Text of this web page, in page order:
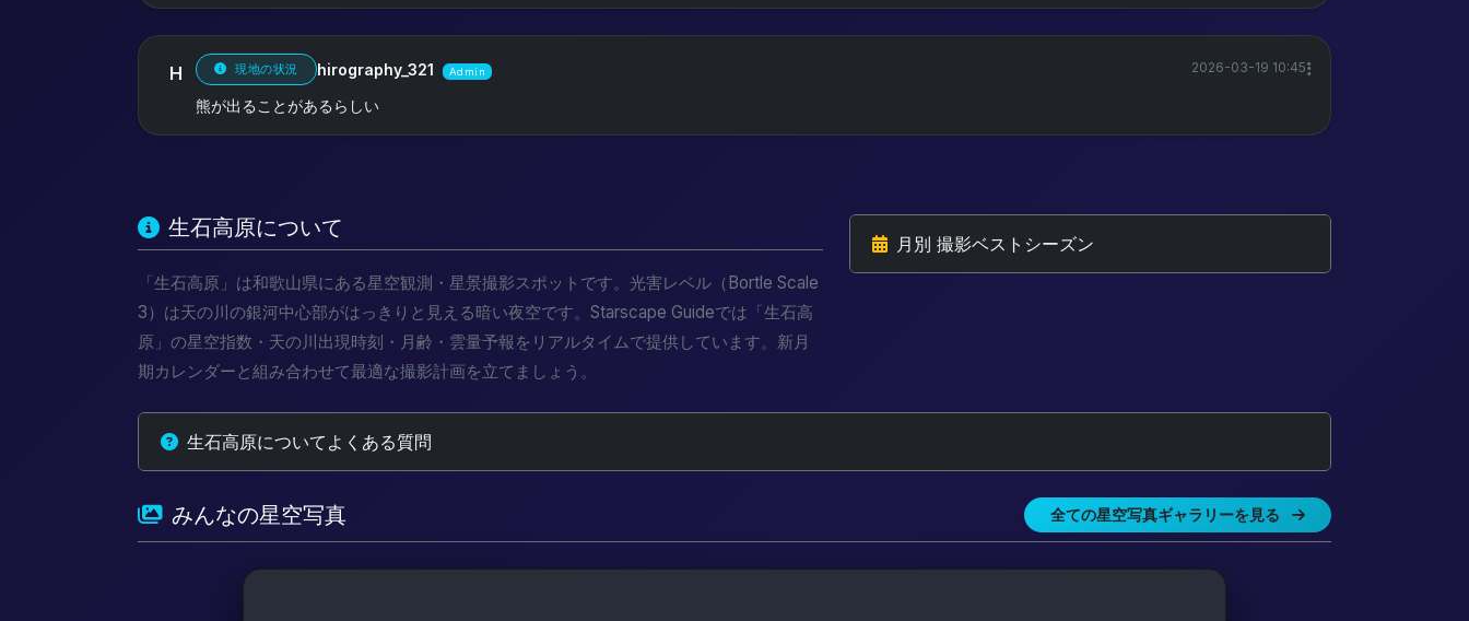
H 現地の状況 hirography_321 Admin 2026-03-19 10:45
熊が出ることがあるらしい
生石高原について
「生石高原」は和歌山県にある星空観測・星景撮影スポットです。光害レベル（Bortle Scale
3）は天の川の銀河中心部がはっきりと見える暗い夜空です。Starscape Guideでは「生石高
原」の星空指数・天の川出現時刻・月齢・雲量予報をリアルタイムで提供しています。新月
期カレンダーと組み合わせて最適な撮影計画を立てましょう。
月別 撮影ベストシーズン
生石高原についてよくある質問
みんなの星空写真 全ての星空写真ギャラリーを見る